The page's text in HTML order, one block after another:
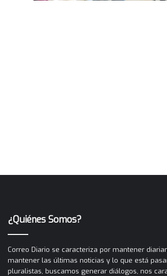
¿Quiénes Somos?
Correo Diario se caracteriza por mantener
mantener las últimas noticias y lo que está
pluralistas, buscamos generar diálogos, nos